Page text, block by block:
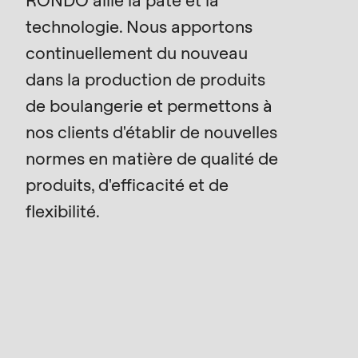
Etats-Unis · FR
deprecated
in
Drupal\rondo_contact\ContactService-
>Drupal\rondo_contact\
{closure}
()
(line
592
of
technologie. Nous apportons
continuellement du nouveau
dans la production de produits
de boulangerie et permettons à
nos clients d'établir de nouvelles
normes en matière de qualité de
produits, d'efficacité et de
flexibilité.